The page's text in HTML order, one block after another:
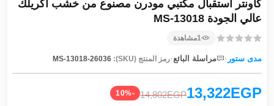
كاونتر استقبال مكتبي مودرن مصنوع من خشب اكريلك
عالي الجودة MS-13018
1مشاهدة
مدى ستور · مراسلة البائع·رمز المنتج (SKU): MS-13018-26036
13,322EGP
14,802EGP
-10%